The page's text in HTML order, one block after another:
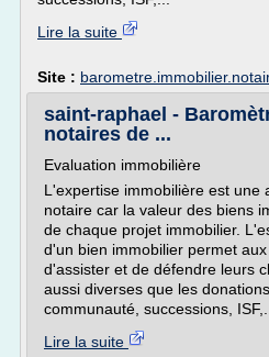
Lire la suite
Site :
saint-raphael -
notaires de ...
Evaluation immobilière
L'expertise immobilière est une
notaire car la valeur des biens
de chaque projet immobilier.
d'un bien immobilier permet
d'assister et de défendre leurs
aussi diverses que les
communauté, successions, ISF,...
Lire la suite